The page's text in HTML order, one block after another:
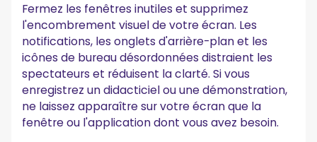
Fermez les fenêtres inutiles et supprimez
l'encombrement visuel de votre écran. Les
notifications, les onglets d'arrière-plan et les
icônes de bureau désordonnées distraient les
spectateurs et réduisent la clarté. Si vous
enregistrez un didacticiel ou une démonstration,
ne laissez apparaître sur votre écran que la
fenêtre ou l'application dont vous avez besoin.